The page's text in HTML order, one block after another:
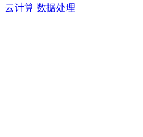
云计算 数据处理